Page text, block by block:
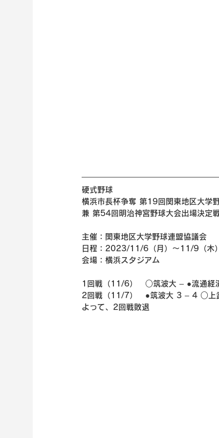
硬式野球
横浜市長杯争奪 第19回関東地区大学
兼 第54回明治神宮野球大会出場決定
主催：関東地区大学野球連盟協議会
日程：2023/11/6（月）～11/9（木）
会場：横浜スタジアム
1回戦（11/6）　○筑波大 – ●流通経
2回戦（11/7）　●筑波大 3 – 4 ○上
よって、2回戦敗退